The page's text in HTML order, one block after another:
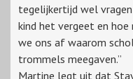
tegelijkertijd wel
kind het vergeet en hoe
we ons af waarom
trommels meegaven.”
Martine legt uit dat